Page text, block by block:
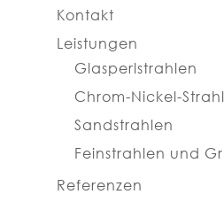
Kontakt
Leistungen
Glasperlstrahlen
Chrom-Nickel-
Sandstrahlen
Feinstrahlen und
Referenzen